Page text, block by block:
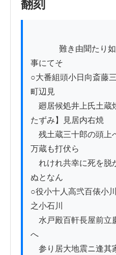
翻刻
事にてそ
○大番組頭小日向斎藤
町辺見
廻居候処井上氏土蔵
たずみ】見居内右焼
残土蔵三十郎の頭上
万蔵も打伏ら
れけれ共幸に死を脱
ぬとなん
○役小十人高弐百俵小
之小石川
水戸殿百軒長屋前立
へ
参り居大地震ニ逢其